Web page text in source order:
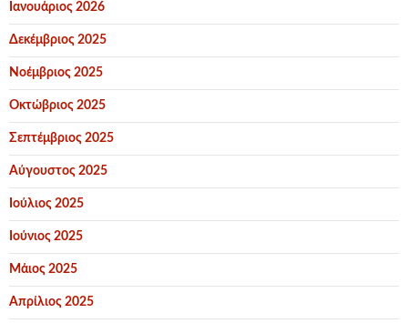
Ιανουάριος 2026
Δεκέμβριος 2025
Νοέμβριος 2025
Οκτώβριος 2025
Σεπτέμβριος 2025
Αύγουστος 2025
Ιούλιος 2025
Ιούνιος 2025
Μάιος 2025
Απρίλιος 2025